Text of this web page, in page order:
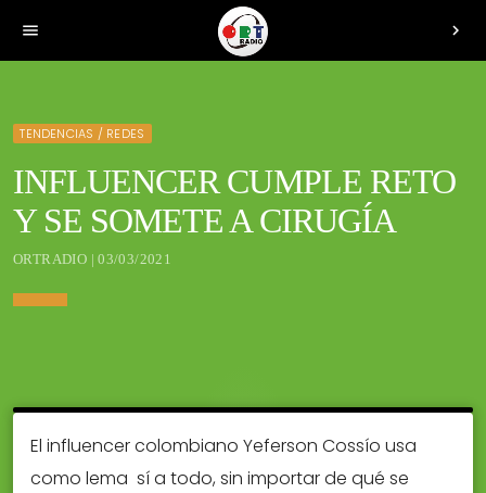
menu chevron_right
TENDENCIAS / REDES
INFLUENCER CUMPLE RETO
Y SE SOMETE A CIRUGÍA
ORTRADIO | 03/03/2021
El influencer colombiano Yeferson Cossío usa
como lema sí a todo, sin importar de qué se